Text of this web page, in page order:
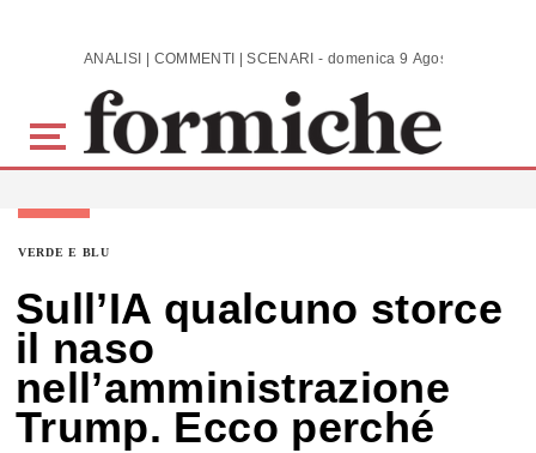
Skip to main content ANALISI | COMMENTI | SCENARI - domenica 9 Agosto 2026
VERDE E BLU
Sull’IA qualcuno storce
il naso
nell’amministrazione
Trump. Ecco perché